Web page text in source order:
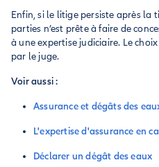
Enfin, si le litige persiste après la
parties n’est prête à faire de
à une expertise judiciaire. Le
par le juge.
Voir aussi :
Assurance et dégâts des
L'expertise d'assurance en
Déclarer un dégât des eaux